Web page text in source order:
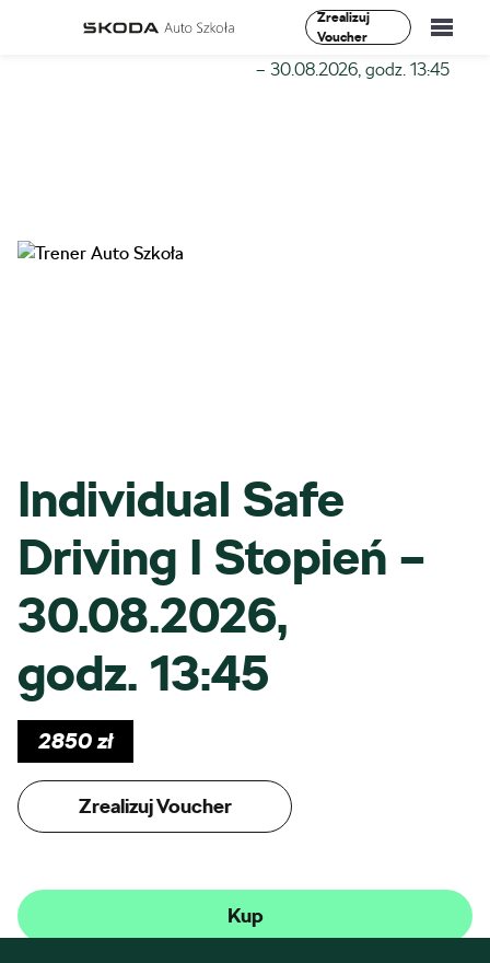
Zrealizuj
Voucher
Individual Safe Driving I Stopień
– 30.08.2026, godz. 13:45
Individual Safe
Driving I Stopień –
30.08.2026,
godz. 13:45
2850zł
Zrealizuj Voucher
Kup